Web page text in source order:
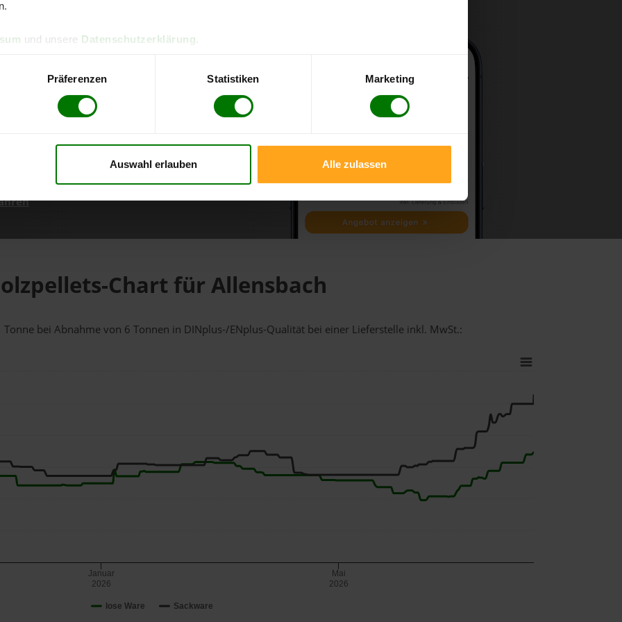
und unsere Datenschutzerklärung
Präferenzen Statistiken Marketing
Auswahl erlauben Alle zulassen
direkt online bestellen
aktuellen Stand
Chart für Allensbach
bei Abnahmevon 6 Tonnen in DINplus-/ENplus-Qualität bei einer Lieferstelle inkl. MwSt.:
lose Ware Sackware
Januar
2026
Mai
2026